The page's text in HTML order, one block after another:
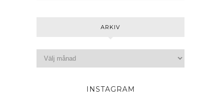
ARKIV
INSTAGRAM